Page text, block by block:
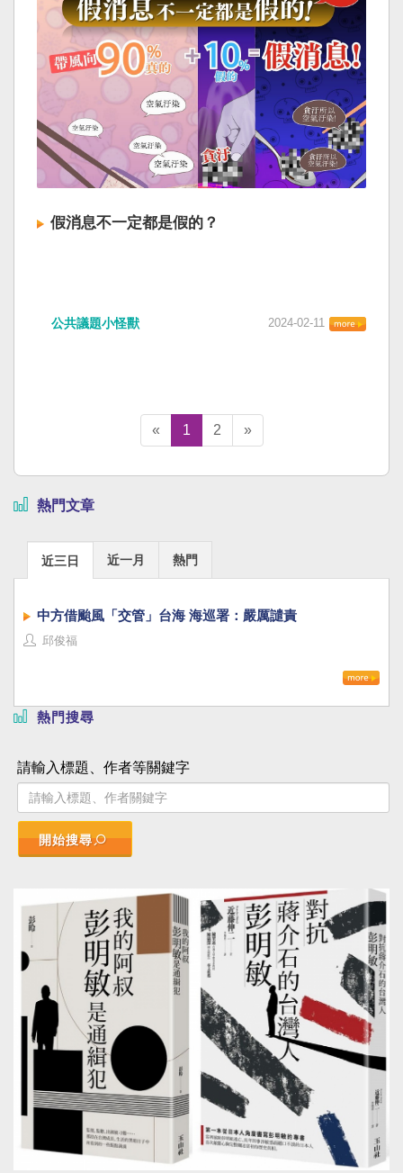
假消息不一定都是假的？
公共議題小怪獸 2024-02-11
« 1 2 »
熱門文章
近三日 近一月 熱門
中方借颱風「交管」台海 海巡署：嚴厲譴責
邱俊福
熱門搜尋
請輸入標題、作者等關鍵字
開始搜尋